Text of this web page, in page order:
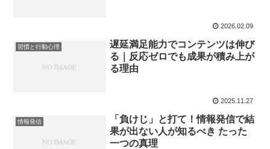
2026.02.09
習慣と行動心理
遅延満足能力でコンテンツは伸び
る｜反応ゼロでも成果が積み上が
る理由
2025.11.27
情報発信
「負けじ」と打て！情報発信で結
果が出ない人が知るべき たった
一つの真理